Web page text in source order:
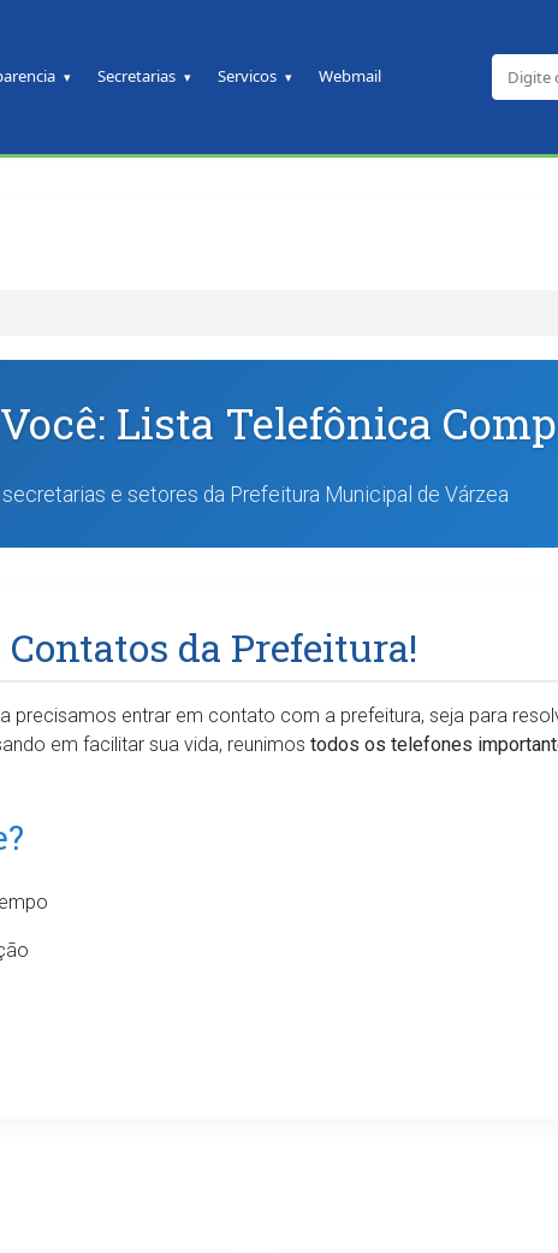
Secretarias Servicos Webmail
Lista Telefônica
e setores da Prefeitura Municipal de Várzea
da Prefeitura!
precisamos entrar em contato com a prefeitura, seja para
em facilitar sua vida, reunimos todos os telefones